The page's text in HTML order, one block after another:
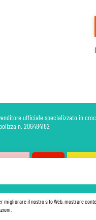
ufficiale specializzato in
n. 206484182
Portuali inclusi. Le quote di Servizio sono
il nostro sito Web, mostrare